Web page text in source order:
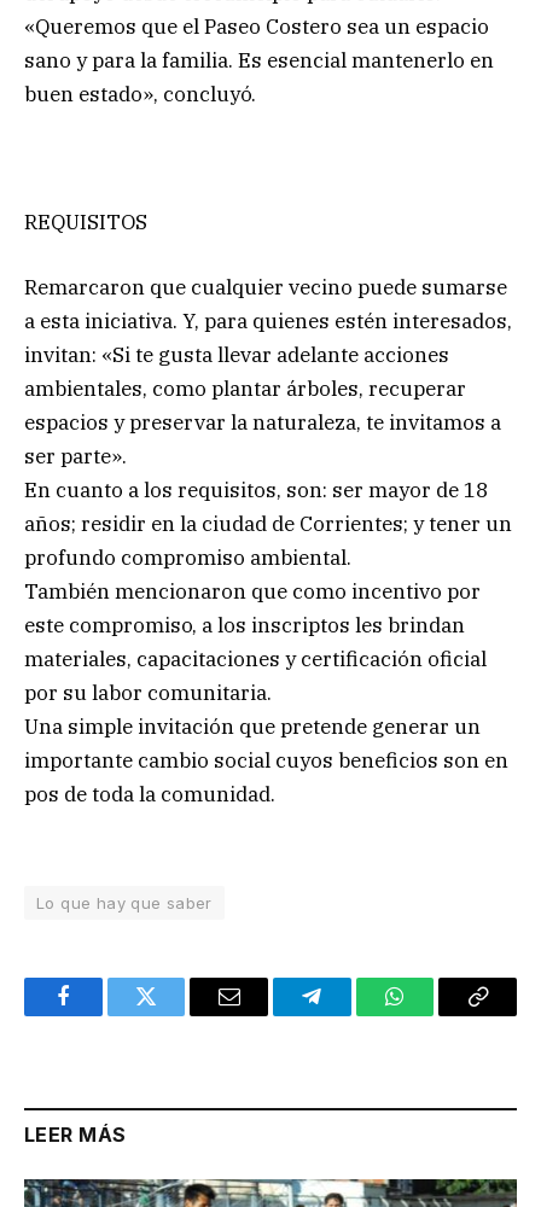
«Queremos que el Paseo Costero sea un espacio
sano y para la familia. Es esencial mantenerlo en
buen estado», concluyó.
REQUISITOS
Remarcaron que cualquier vecino puede sumarse
a esta iniciativa. Y, para quienes estén interesados,
invitan: «Si te gusta llevar adelante acciones
ambientales, como plantar árboles, recuperar
espacios y preservar la naturaleza, te invitamos a
ser parte».
En cuanto a los requisitos, son: ser mayor de 18
años; residir en la ciudad de Corrientes; y tener un
profundo compromiso ambiental.
También mencionaron que como incentivo por
este compromiso, a los inscriptos les brindan
materiales, capacitaciones y certificación oficial
por su labor comunitaria.
Una simple invitación que pretende generar un
importante cambio social cuyos beneficios son en
pos de toda la comunidad.
Lo que hay que saber
FacebookTwitter Email TelegramWhatsAppCopy
LEER MÁS